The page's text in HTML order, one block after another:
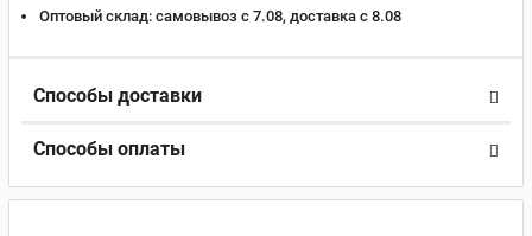
Оптовый склад: самовывоз с 7.08, доставка c 8.08
Способы доставки
Способы оплаты